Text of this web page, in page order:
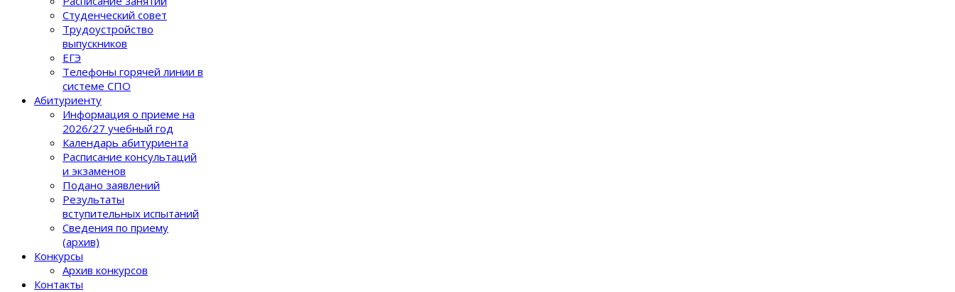
Студенческий совет
Трудоустройство
выпускников
ЕГЭ
Телефоны горячей линии в
системе СПО
Абитуриенту
Информация о приеме на
2026/27 учебный год
Календарь абитуриента
Расписание консультаций
и экзаменов
Подано заявлений
Результаты
вступительных испытаний
Сведения по приему
(архив)
Конкурсы
Архив конкурсов
Контакты